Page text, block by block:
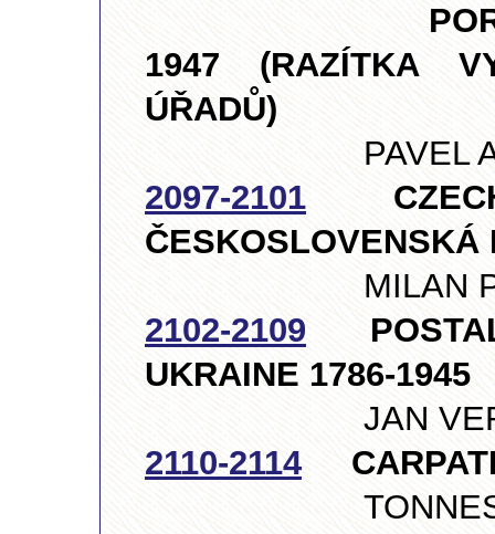
1947 (RAZÍTKA
ÚŘADŮ)
PAVEL
2097-2101 CZECH
ČESKOSLOVENSKÁ
MILAN
2102-2109 POSTAL
UKRAINE 1786-1945
JAN
2110-2114
TONNES